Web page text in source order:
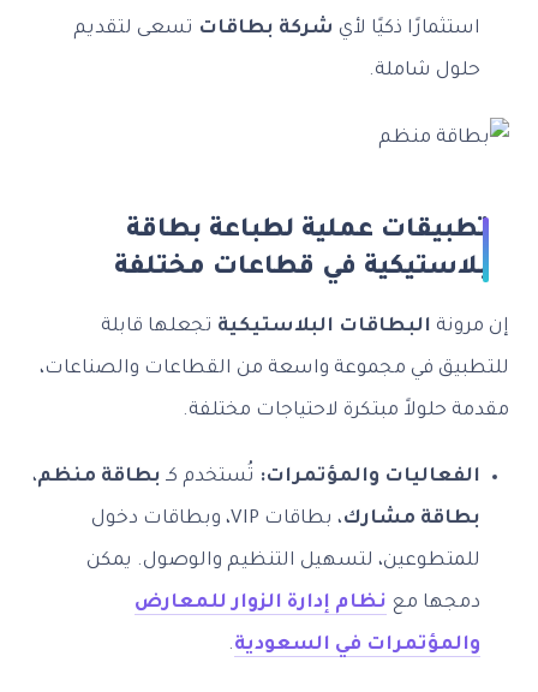
استثمارًا ذكيًا لأي شركة بطاقات تسعى لتقديم
حلول شاملة.
تطبيقات عملية لطباعة بطاقة
بلاستيكية في قطاعات مختلفة
إن مرونة البطاقات البلاستيكية تجعلها قابلة
للتطبيق في مجموعة واسعة من القطاعات والصناعات،
مقدمة حلولاً مبتكرة لاحتياجات مختلفة.
الفعاليات والمؤتمرات: تُستخدم كـ بطاقة منظم،
بطاقة مشارك ، بطاقات VIP، وبطاقات دخول
للمتطوعين، لتسهيل التنظيم والوصول. يمكن
دمجها مع نظام إدارة الزوار للمعارض
والمؤتمرات في السعودية.